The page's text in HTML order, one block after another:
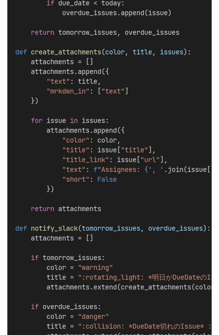
if due_date < today:
            overdue_issues.append(issue)
return tomorrow_issues, overdue_issues
def create_attachments(color, title, issues):
    attachments = []
    attachments.append({
"text" : title,
"mrkdwn_in" : ["text"]
    })
for issue in issues:
        attachments.append({
"color" : color,
"title" : issue["title"],
"title_link" : issue["url"],
"text" : f"Assignees: { ', ' .join(issue[
"short" : False
        })
return attachments
def notify_slack(tomorrow_issues, overdue_issues):
    attachments = []
if tomorrow_issues:
        color =
"warning"
        title =
":rotating_light: *明日がDueDateの
if overdue_issues:
        color =
"danger"
        title =
":collision: *DueDate切れのIssue*